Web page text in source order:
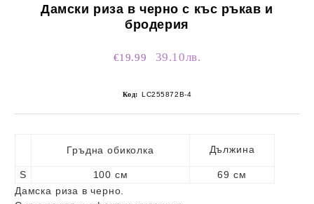
Дамски риза в черно с къс ръкав и
бродерия
€19.99 39.10лв.
Код: LC255872B-4
Гръдна обиколка Дължина
S 100 см
69 см
Дамска риза в черно.